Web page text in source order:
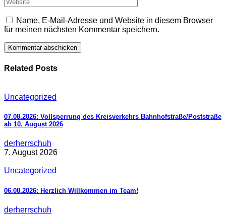
Name, E-Mail-Adresse und Website in diesem Browser
für meinen nächsten Kommentar speichern.
Related Posts
Uncategorized
07.08.2026: Vollsperrung des Kreisverkehrs Bahnhofstraße/Poststraße
ab 10. August 2026
derherrschuh
7. August 2026
Uncategorized
06.08.2026: Herzlich Willkommen im Team!
derherrschuh